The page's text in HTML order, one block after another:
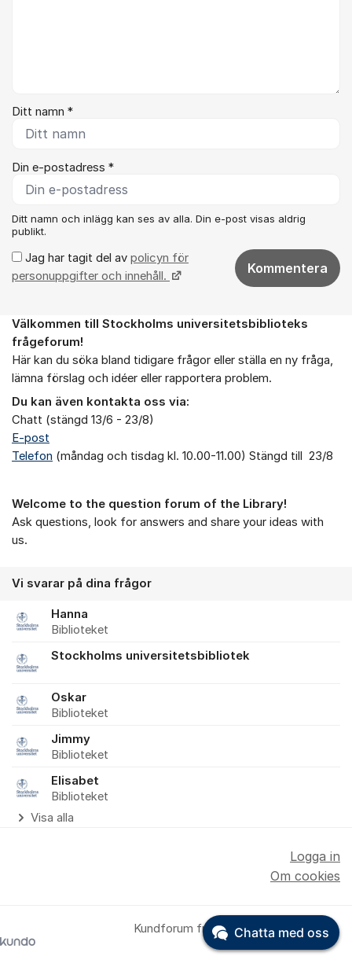
Ditt namn *
Din e-postadress *
Ditt namn och inlägg kan ses av alla. Din e-post visas aldrig
publikt.
Jag har tagit del av policyn för
personuppgifter och innehåll.
Kommentera
Om forumet
Välkommen till Stockholms universitetsbiblioteks
frågeforum!
Här kan du söka bland tidigare frågor eller ställa en ny fråga,
lämna förslag och idéer eller rapportera problem.
Du kan även kontakta oss via:
Chatt (stängd 13/6 - 23/8)
E-post
Telefon (måndag och tisdag kl. 10.00-11.00) Stängd till 23/8
Welcome to the question forum of the Library!
Ask questions, look for answers and share your ideas with
us.
Vi svarar på dina frågor
Hanna
Biblioteket
Stockholms universitetsbibliotek
Oskar
Biblioteket
Jimmy
Biblioteket
Elisabet
Biblioteket
Visa alla
Kundforum från
Logga in
Om cookies
Chatta med oss